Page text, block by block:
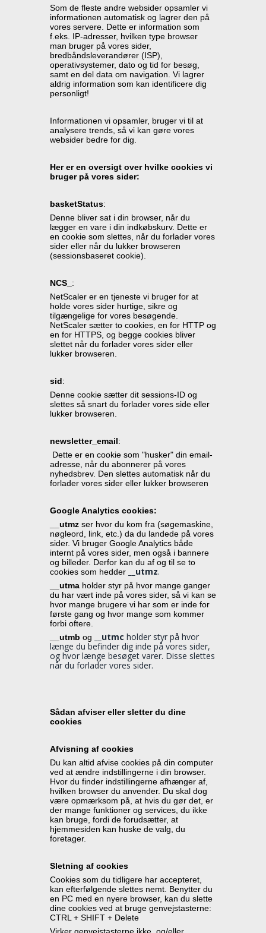
Som de fleste andre websider opsamler vi
informationen automatisk og lagrer den på
vores servere. Dette er information som
f.eks. IP-adresser, hvilken type browser
man bruger på vores sider,
bredbåndsleverandører (ISP),
operativsystemer, dato og tid for besøg,
samt en del data om navigation. Vi lagrer
aldrig information som kan identificere dig
personligt!
Informationen vi opsamler, bruger vi til at
analysere trends, så vi kan gøre vores
websider bedre for dig.
Her er en oversigt over hvilke cookies vi
bruger på vores sider:
basketStatus:
Denne bliver sat i din browser, når du
lægger en vare i din indkøbskurv. Dette er
en cookie som slettes, når du forlader vores
sider eller når du lukker browseren
(sessionsbaseret cookie).
NCS_ :
NetScaler er en tjeneste vi bruger for at
holde vores sider hurtige, sikre og
tilgængelige for vores besøgende.
NetScaler sætter to cookies, en for HTTP og
en for HTTPS, og begge cookies bliver
slettet når du forlader vores sider eller
lukker browseren.
sid:
Denne cookie sætter dit sessions-ID og
slettes så snart du forlader vores side eller
lukker browseren.
newsletter_email:
Dette er en cookie som "husker" din email-
adresse, når du abonnerer på vores
nyhedsbrev. Den slettes automatisk når du
forlader vores sider eller lukker browseren
Google Analytics cookies:
__utmz ser hvor du kom fra (søgemaskine,
nøgleord, link, etc.) da du landede på vores
sider. Vi bruger Google Analytics både
internt på vores sider, men også i bannere
og billeder. Derfor kan du af og til se to
cookies som hedder
__utmz.
__utma holder styr på hvor mange ganger
du har vært inde på vores sider, så vi kan se
hvor mange brugere vi har som er inde for
første gang og hvor mange som kommer
forbi oftere.
__utmb og __utmc holder styr på hvor
længe du befinder dig inde på vores sider,
og hvor længe besøget varer. Disse slettes
når du forlader vores sider.
Sådan afviser eller sletter du dine
cookies
Afvisning af cookies
Du kan altid afvise cookies på din computer
ved at ændre indstillingerne i din browser.
Hvor du finder indstillingerne afhænger af,
hvilken browser du anvender. Du skal dog
være opmærksom på, at hvis du gør det, er
der mange funktioner og services, du ikke
kan bruge, fordi de forudsætter, at
hjemmesiden kan huske de valg, du
foretager.
Sletning af cookies
Cookies som du tidligere har accepteret,
kan efterfølgende slettes nemt. Benytter du
en PC med en nyere browser, kan du slette
dine cookies ved at bruge genvejstasterne:
CTRL + SHIFT + Delete
Virker genvejstasterne ikke, og/eller